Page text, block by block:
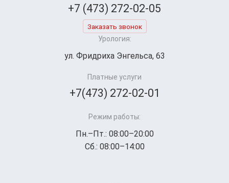
+7 (473) 272-02-05
Заказать звонок
Урология:
ул. Фридриха Энгельса, 63
Платные услуги
+7(473) 272-02-01
Режим работы:
Пн.–Пт.: 08:00–20:00
Сб.: 08:00–14:00